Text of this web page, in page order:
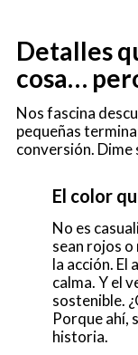
Detalles
cosa…
Nos fascina
pequeñas
conversión. Dime
El color
No es
sean rojos
la acción. El
calma. Y el
sostenible.
Porque ahí,
historia.